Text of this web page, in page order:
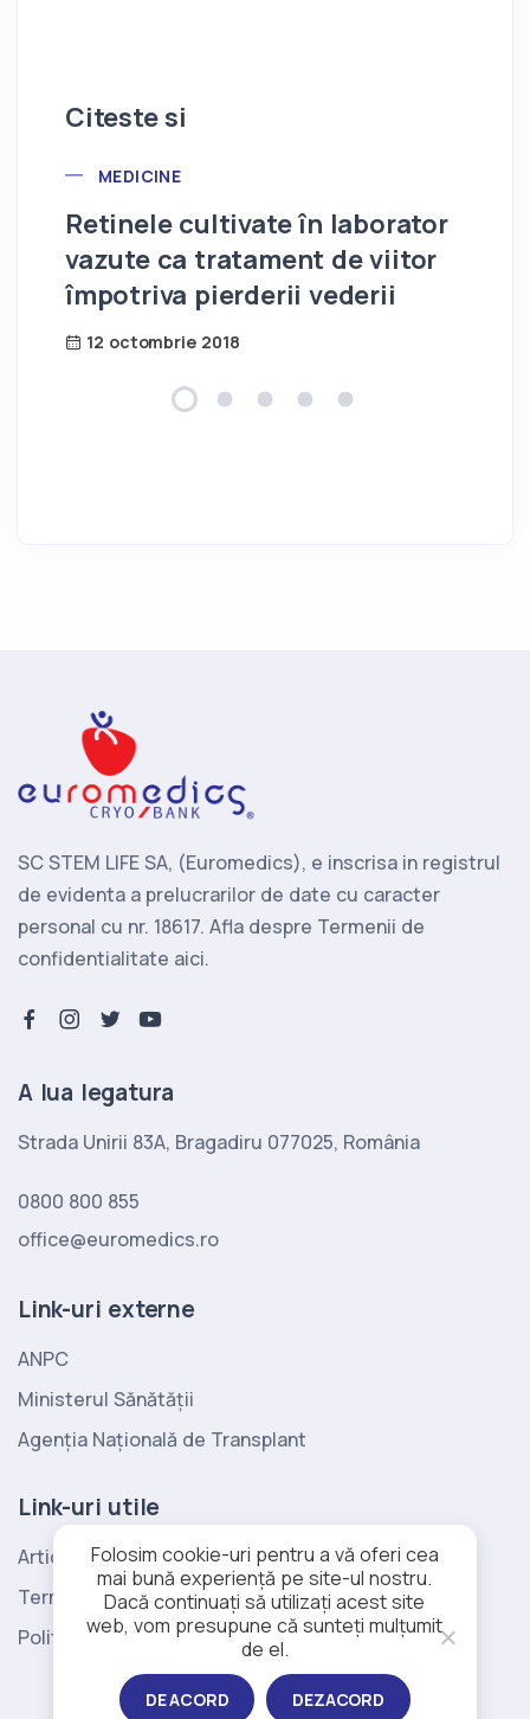
Citeste si
POST CATEGORY
MEDICINE
Retinele cultivate în laborator
vazute ca tratament de viitor
împotriva pierderii vederii
12 octombrie 2018
SC STEM LIFE SA, (Euromedics), e inscrisa in registrul
de evidenta a prelucrarilor de date cu caracter
personal cu nr. 18617. Afla despre Termenii de
confidentialitate aici.
facebook-f
instagram
twitteryoutube
A lua legatura
Strada Unirii 83A, Bragadiru 077025, România
0800 800 855
office@euromedics.ro
Link-uri externe
ANPC
Ministerul Sănătății
Agenția Națională de Transplant
Link-uri utile
Articole di medicine
Termeni si conditii
Politica de cookies
Folosim cookie-uri pentru a vă oferi cea
mai bună experiență pe site-ul nostru.
Dacă continuați să utilizați acest site
web, vom presupune că sunteți mulțumit
de el.
DE ACORD DEZACORD